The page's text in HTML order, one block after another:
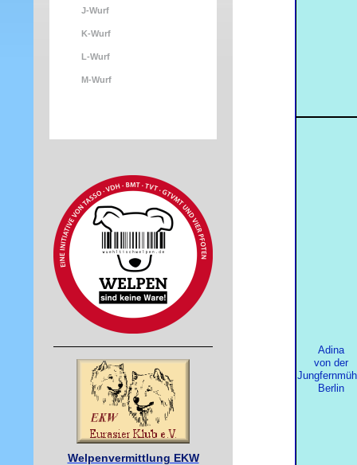
J-Wurf
K-Wurf
L-Wurf
M-Wurf
Welpenvermittlung EKW
Adina
von der
Berlin